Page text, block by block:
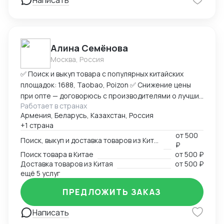
Алина Семёнова
Москва, Россия
✅ Поиск и выкуп товара с популярных китайских
площадок: 1688, Taobao, Poizon ✅ Снижение цены
при опте — договорюсь с производителями о лучших
условиях ✅ Предоставлю фото- и видеоотчет перед
отправкой ✅ Надежная упаковка — минимизация
рисков повреждений при перевозке ✅ Доставка
товара до склада в Москву, отправка в любой город
России (ТК на выбор) ✅ Также доставлю в Армению,
Беларусь, Казахстан, Кыргызстан ✅ Полное
сопровождение — от заказа до получения ➡
Пришлите ссылку на товар или фото, его количество,
и я рассчитаю стоимость доставки
Работает в странах
Армения, Беларусь, Казахстан, Россия
+1 страна
от500
₽
Поиск товара в Китае
от500 ₽
Доставка товаров из Китая
от500 ₽
ещё 5 услуг
Написать
ПРЕДЛОЖИТЬ ЗАКАЗ